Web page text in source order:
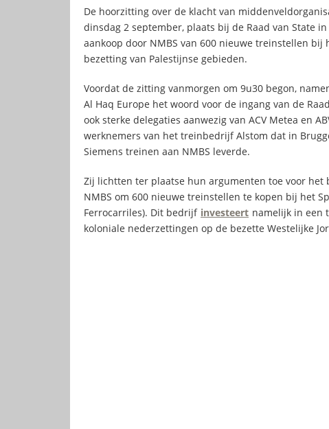
De hoorzitting over de klacht van
dinsdag 2 september, plaats bij de Raad van State
aankoop door NMBS van 600 nieuwe treinstellen bij
bezetting van Palestijnse gebieden.
Voordat de zitting vanmorgen om 9u30 begon,
Al Haq Europe het woord voor de ingang van de
ook sterke delegaties aanwezig van ACV Metea en
werknemers van het treinbedrijf Alstom dat in
Siemens treinen aan NMBS leverde.
Zij lichtten ter plaatse hun argumenten toe voor het
NMBS om 600 nieuwe treinstellen te kopen bij het
Ferrocarriles). Dit bedrijf investeert namelijk in een
koloniale nederzettingen op de bezette Westelijke